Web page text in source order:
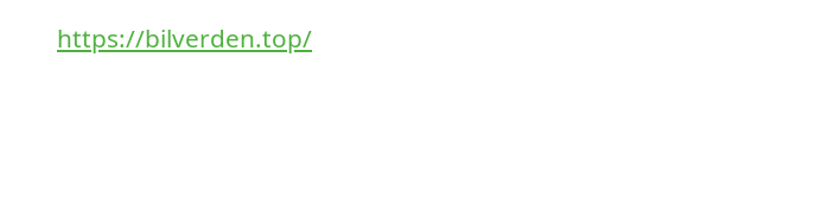
https://bilverden.top/